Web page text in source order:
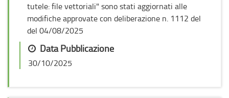
tutele: file vettoriali" sono stati aggiornati alle
modifiche approvate con deliberazione n. 1112 del
del 04/08/2025
Data Pubblicazione
30/10/2025